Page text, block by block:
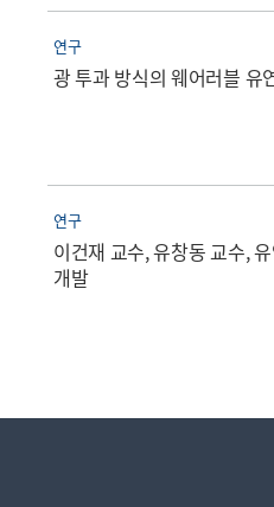
연구
광 투과 방식의 웨어러블 유
연구
이건재 교수, 유창동 교수,
개발